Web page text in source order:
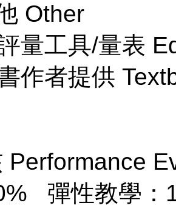
Other
量工具/量表
作者提供
Performance
彈性教學